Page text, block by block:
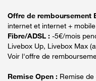
Offre de remboursement
internet et internet +
Fibre/ADSL : -5€/mois
Livebox Up, Livebox Max
Voir l'offre de
Remise Open : Remise